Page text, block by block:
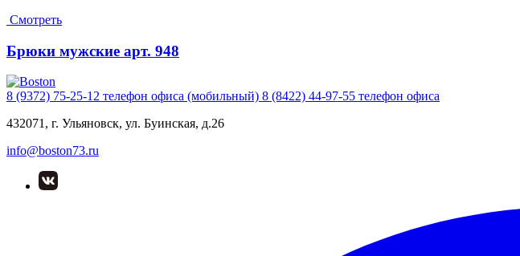
Смотреть
Брюки мужские арт. 948
8 (9372) 75-25-12 телефон офиса (мобильный) 8 (8422) 44-97-55 телефон офиса
432071, г. Ульяновск, ул. Буинская, д.26
info@boston73.ru